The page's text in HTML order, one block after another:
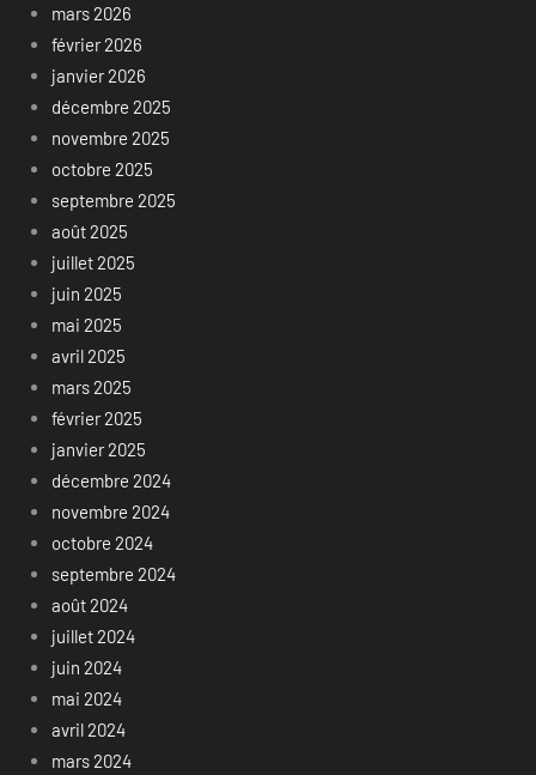
mars 2026
février 2026
janvier 2026
décembre 2025
novembre 2025
octobre 2025
septembre 2025
août 2025
juillet 2025
juin 2025
mai 2025
avril 2025
mars 2025
février 2025
janvier 2025
décembre 2024
novembre 2024
octobre 2024
septembre 2024
août 2024
juillet 2024
juin 2024
mai 2024
avril 2024
mars 2024